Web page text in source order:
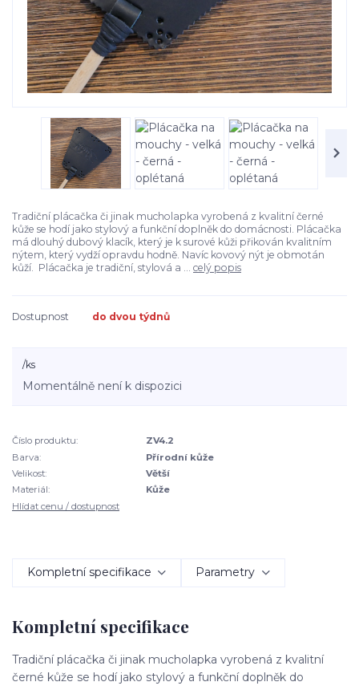
Tradiční plácačka či jinak mucholapka vyrobená z kvalitní černé
kůže se hodí jako stylový a funkční doplněk do domácnosti. Plácačka
má dlouhý dubový klacík, který je k surové kůži přikován kvalitním
nýtem, který vydží opravdu hodně. Navíc kovový nýt je obmotán
kůží. Plácačka je tradiční, stylová a ... celý popis
Dostupnost do dvou týdnů
/ks
Momentálně není k dispozici
Číslo produktu:
ZV4.2
Barva:
Přírodní kůže
Velikost:
Větší
Materiál:
Kůže
Hlídat cenu / dostupnost
Kompletní specifikace Parametry
Kompletní specifikace
Tradiční plácačka či jinak mucholapka vyrobená z kvalitní
černé kůže se hodí jako stylový a funkční doplněk do